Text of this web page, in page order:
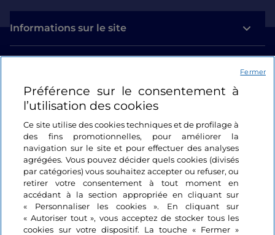
Informations sur le site
Se connecter
Suivez-nous
Préférence sur le consentement à
l’utilisation des cookies
Ce site utilise des cookies techniques et de profilage à
des fins promotionnelles, pour améliorer la
navigation sur le site et pour effectuer des analyses
agrégées. Vous pouvez décider quels cookies (divisés
par catégories) vous souhaitez accepter ou refuser, ou
retirer votre consentement à tout moment en
accédant à la section appropriée en cliquant sur
« Personnaliser les cookies ». En cliquant sur
« Autoriser tout », vous acceptez de stocker tous les
cookies sur votre dispositif. La touche « Fermer »
Fermer